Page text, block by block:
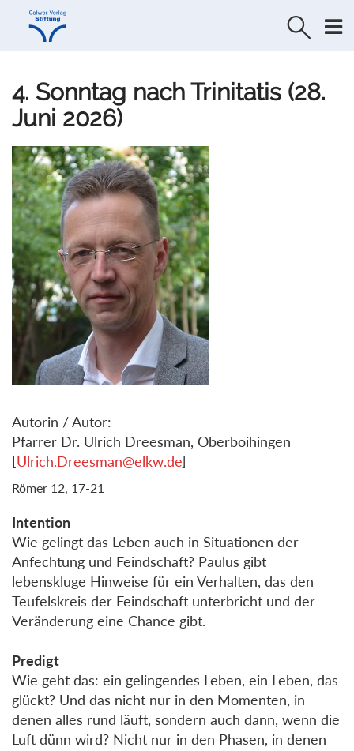
Direkt
Direkt
4. Sonntag nach Trinitatis (28.
Juni 2026)
Autorin / Autor:
Pfarrer Dr. Ulrich Dreesman, Oberboihingen
[Ulrich.Dreesman@elkw.de]
Römer 12, 17-21
Intention
Wie gelingt das Leben auch in Situationen der
Anfechtung und Feindschaft? Paulus gibt
lebenskluge Hinweise für ein Verhalten, das den
Teufelskreis der Feindschaft unterbricht und der
Veränderung eine Chance gibt.
Predigt
Wie geht das: ein gelingendes Leben, ein Leben, das
glückt? Und das nicht nur in den Momenten, in
denen alles rund läuft, sondern auch dann, wenn die
Luft dünn wird? Nicht nur in den Phasen, in denen